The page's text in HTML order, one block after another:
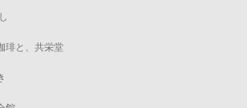
琲と、共栄堂